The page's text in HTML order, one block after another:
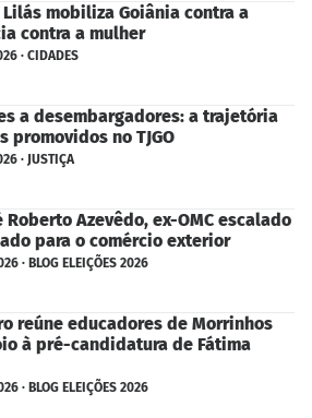
mobiliza Goiânia contra a
contra a mulher
· CIDADES
a desembargadores: a trajetória
promovidos no TJGO
· JUSTIÇA
Roberto Azevêdo, ex-OMC escalado
para o comércio exterior
· BLOG ELEIÇÕES 2026
reúne educadores de Morrinhos
à pré-candidatura de Fátima
· BLOG ELEIÇÕES 2026